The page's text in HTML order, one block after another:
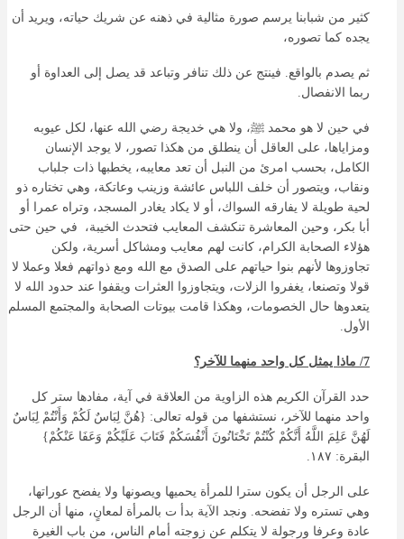
كثير من شبابنا يرسم صورة مثالية في ذهنه عن شريك حياته، ويريد أن
يجده كما تصوره،
ثم يصدم بالواقع. فينتج عن ذلك تنافر وتباعد قد يصل إلى العداوة أو
ربما الانفصال.
في حين لا هو محمد ﷺ، ولا هي خديجة رضي الله عنها، لكل عيوبه
ومزاياها، على العاقل أن ينطلق من هكذا تصور، لا يوجد الإنسان
الكامل، بحسب امرئ من النبل أن تعد معايبه، يخطبها ذات جلباب
ونقاب، ويتصور أن خلف اللباس عائشة وزينب وعاتكة، وهي تختاره ذو
لحية طويلة لا يفارقه السواك، أو لا يكاد يغادر المسجد، وتراه عمرا أو
أبا بكر، وحين المعاشرة تنكشف المعايب فتحدث الخيبة، في حين حتى
هؤلاء الصحابة الكرام، كانت لهم معايب ومشاكل أسرية، ولكن
تجاوزوها لأنهم بنوا حياتهم على الصدق مع الله ومع ذواتهم فعلا وعملا لا
قولا وتصنعا، يغفروا الزلات، ويتجاوزوا العثرات ويقفوا عند حدود الله لا
يتعدوها حال الخصومات، وهكذا قامت بيوتات الصحابة والمجتمع المسلم
الأول.
7/ ماذا يمثل كل واحد منهما للآخر؟
حدد القرآن الكريم هذه الزاوية من العلاقة في آية، مفادها ستر كل
واحد منهما للآخر، نستشفها من قوله تعالى: {هُنَّ لِبَاسٌ لَكُمْ وَأَنْتُمْ لِبَاسٌ
لَهُنَّ عَلِمَ اللَّهُ أَنَّكُمْ كُنْتُمْ تَخْتَانُونَ أَنْفُسَكُمْ فَتَابَ عَلَيْكُمْ وَعَفَا عَنْكُمْ}
البقرة: ١٨٧.
على الرجل أن يكون سترا للمرأة يحميها ويصونها ولا يفضح عوراتها،
وهي تستره ولا تفضحه. ونجد الآية بدأ ت بالمرأة لمعانٍ، منها أن الرجل
عادة وعرفا ورجولة لا يتكلم عن زوجته أمام الناس، من باب الغيرة